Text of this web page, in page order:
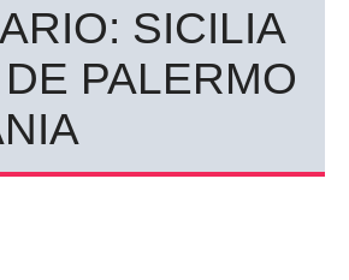
SICILIA
PALERMO